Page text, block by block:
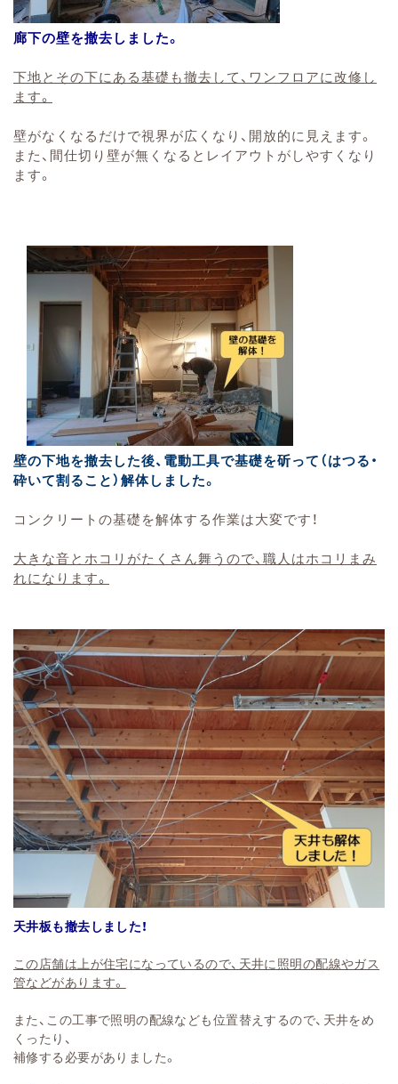
廊下の壁を撤去しました。
下地とその下にある基礎も撤去して、ワンフロアに改修し
ます。
壁がなくなるだけで視界が広くなり、開放的に見えます。
また、間仕切り壁が無くなるとレイアウトがしやすくなり
ます。
壁の下地を撤去した後、電動工具で基礎を斫って（はつる・
砕いて割ること）解体しました。
コンクリートの基礎を解体する作業は大変です！
大きな音とホコリがたくさん舞うので、職人はホコリまみ
れになります。
天井板も撤去しました！
この店舗は上が住宅になっているので、天井に照明の配線やガス
管などがあります。
また、この工事で照明の配線なども位置替えするので、天井をめ
くったり、
補修する必要がありました。